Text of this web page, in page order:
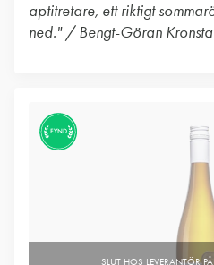
aptitretare, ett riktigt
ned." / Bengt-Göran
FYND